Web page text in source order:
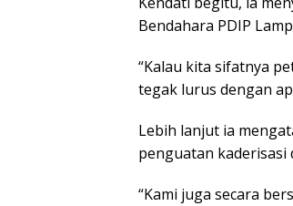
Bendahara PDIP
“Kalau kita sifatnya
tegak lurus dengan
Lebih lanjut ia
penguatan
“Kami juga secara